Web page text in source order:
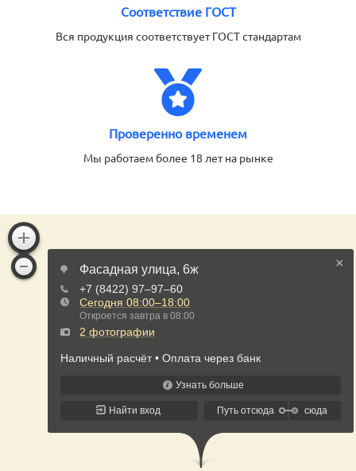
Соответствие ГОСТ
Вся продукция соответствует ГОСТ стандартам
Проверенно временем
Мы работаем более 18 лет на рынке